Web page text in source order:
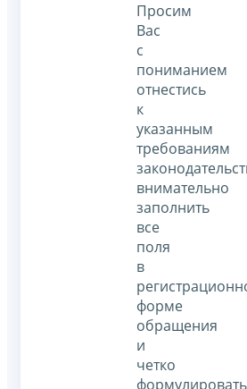
Просим
Вас
с
пониманием
отнестись
к
указанным
требованиям
внимательно
заполнить
все
поля
в
форме
обращения
и
четко
формулировать